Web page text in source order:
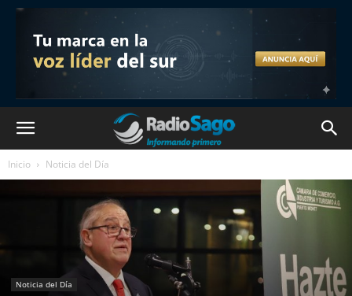
Inicio Noticia del Día
Noticia del Día